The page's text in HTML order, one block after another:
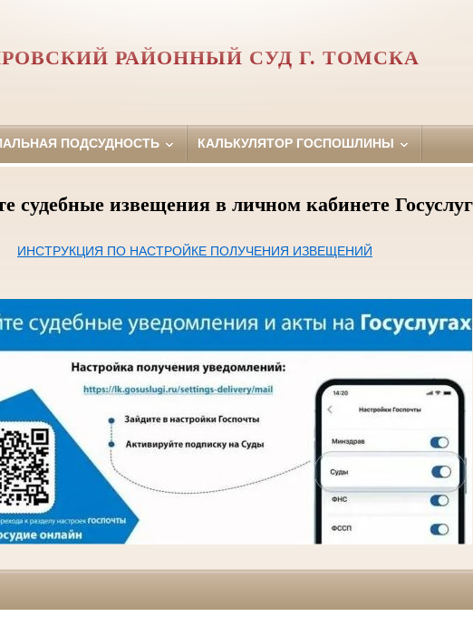
РАЙОННЫЙ СУД Г. ТОМСКА
ПОДСУДНОСТЬ КАЛЬКУЛЯТОР ГОСПОШЛИНЫ
судебные извещения в личном кабинете Госуслуг
ИНСТРУКЦИЯ ПО НАСТРОЙКЕ ПОЛУЧЕНИЯ ИЗВЕЩЕНИЙ